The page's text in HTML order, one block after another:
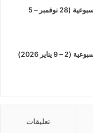
نشرة أخبار المانجا الأسبوعية (28 نوفمبر – 5
يناير 2026)
تعليقات